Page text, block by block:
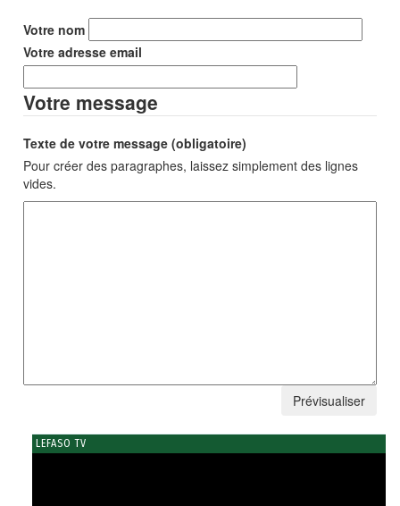
Votre nom
Votre adresse email
Votre message
Texte de votre message (obligatoire)
Pour créer des paragraphes, laissez simplement des lignes
vides.
LEFASO TV